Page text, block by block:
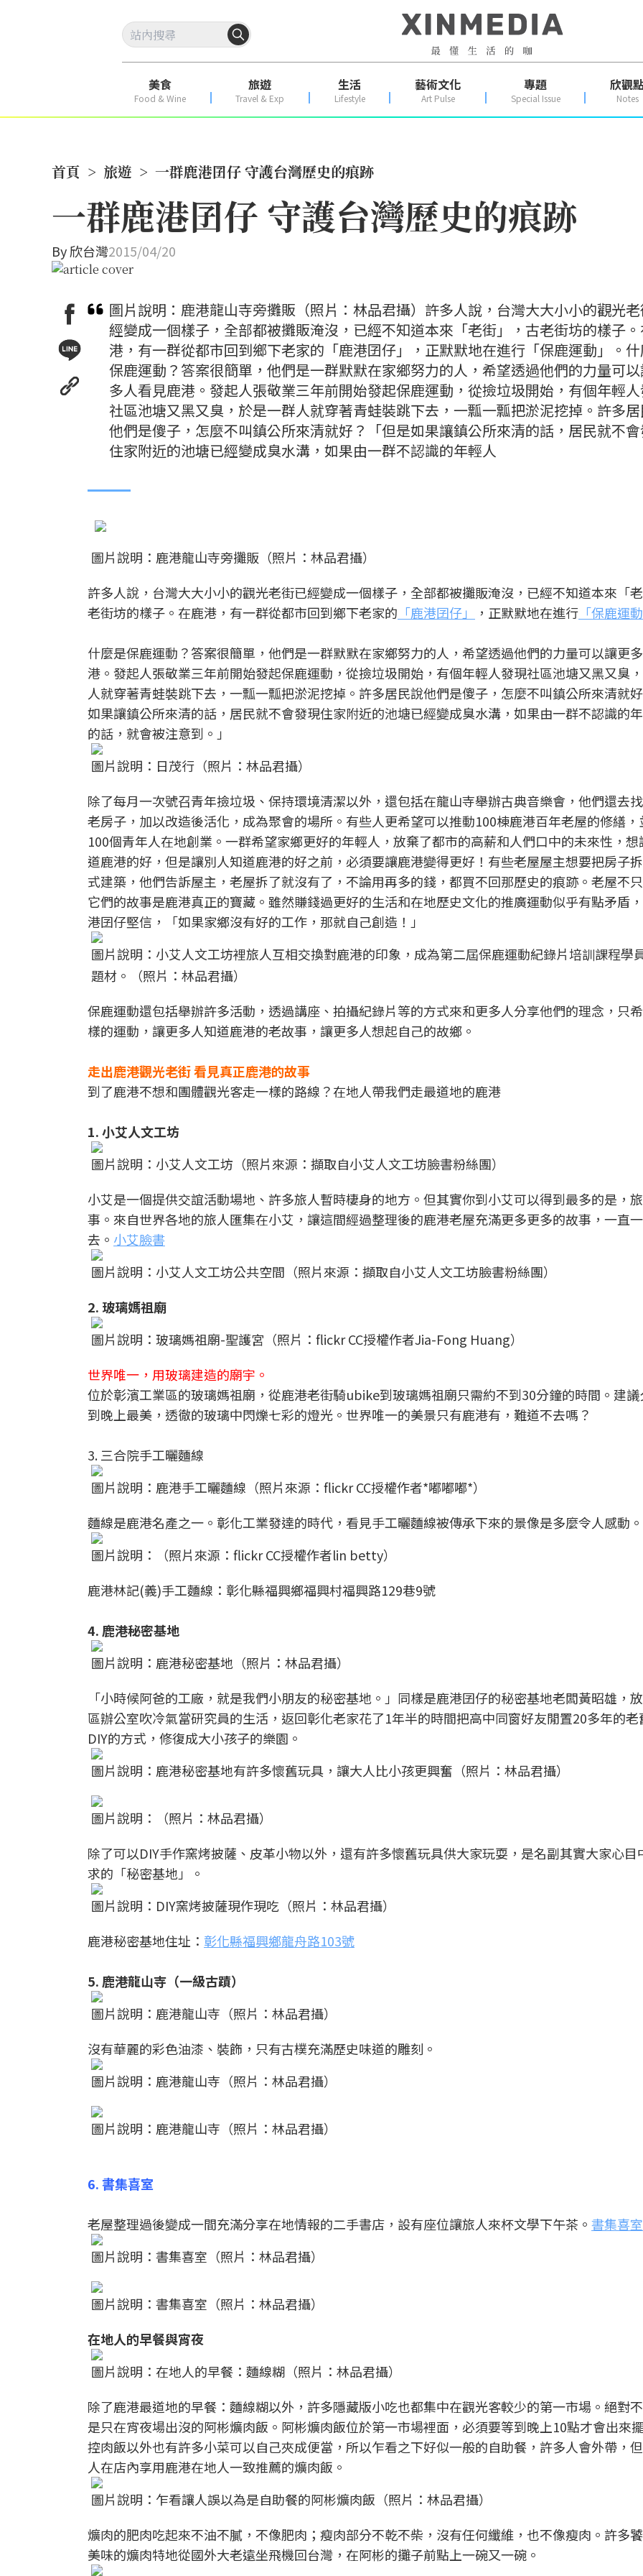
美食
Food & Wine
旅遊
Travel & Exp
生活
Lifestyle
藝術文化
Art Pulse
專題
Special Issue
欣觀
Notes
首頁 > 旅遊 > 一群鹿港囝仔 守護台灣歷史的痕跡
一群鹿港囝仔 守護台灣歷史的痕跡
By欣台灣2015/04/20
圖片說明：鹿港龍山寺旁攤販（照片：林品君攝）許多人說，台灣大大小小的觀光
經變成一個樣子，全部都被攤販淹沒，已經不知道本來「老街」，古老街坊的樣子
港，有一群從都市回到鄉下老家的「鹿港囝仔」，正默默地在進行「保鹿運動」。
保鹿運動？答案很簡單，他們是一群默默在家鄉努力的人，希望透過他們的力量可
多人看見鹿港。發起人張敬業三年前開始發起保鹿運動，從撿垃圾開始，有個年輕
社區池塘又黑又臭，於是一群人就穿著青蛙裝跳下去，一瓢一瓢把淤泥挖掉。許多
他們是傻子，怎麼不叫鎮公所來清就好？「但是如果讓鎮公所來清的話，居民就不
住家附近的池塘已經變成臭水溝，如果由一群不認識的年輕人
圖片說明：鹿港龍山寺旁攤販（照片：林品君攝）
許多人說，台灣大大小小的觀光老街已經變成一個樣子，全部都被攤販淹沒，已經不知道本來「
老街坊的樣子。在鹿港，有一群從都市回到鄉下老家的 「鹿港囝仔」 ，正默默地在進行 「保鹿運
什麼是保鹿運動？答案很簡單，他們是一群默默在家鄉努力的人，希望透過他們的力量可以讓更
港。發起人張敬業三年前開始發起保鹿運動，從撿垃圾開始，有個年輕人發現社區池塘又黑又臭
人就穿著青蛙裝跳下去，一瓢一瓢把淤泥挖掉。許多居民說他們是傻子，怎麼不叫鎮公所來清就
如果讓鎮公所來清的話，居民就不會發現住家附近的池塘已經變成臭水溝，如果由一群不認識的
的話，就會被注意到。」
圖片說明：日茂行（照片：林品君攝）
除了每月一次號召青年撿垃圾、保持環境清潔以外，還包括在龍山寺舉辦古典音樂會，他們還去
老房子，加以改造後活化，成為聚會的場所。有些人更希望可以推動100棟鹿港百年老屋的修繕，
100個青年人在地創業。一群希望家鄉更好的年輕人，放棄了都市的高薪和人們口中的未來性，
道鹿港的好，但是讓別人知道鹿港的好之前，必須要讓鹿港變得更好！有些老屋屋主想要把房子
式建築，他們告訴屋主，老屋拆了就沒有了，不論用再多的錢，都買不回那歷史的痕跡。老屋不
它們的故事是鹿港真正的寶藏。雖然賺錢過更好的生活和在地歷史文化的推廣運動似乎有點矛盾
港囝仔堅信，「如果家鄉沒有好的工作，那就自己創造！」
圖片說明：小艾人文工坊裡旅人互相交換對鹿港的印象，成為第二屆保鹿運動紀錄片培訓課程學
題材。（照片：林品君攝）
保鹿運動還包括舉辦許多活動，透過講座、拍攝紀錄片等的方式來和更多人分享他們的理念，只
樣的運動，讓更多人知道鹿港的老故事，讓更多人想起自己的故鄉。
走出鹿港觀光老街 看見真正鹿港的故事
到了鹿港不想和團體觀光客走一樣的路線？在地人帶我們走最道地的鹿港
1. 小艾人文工坊
圖片說明：小艾人文工坊（照片來源：擷取自小艾人文工坊臉書粉絲團）
小艾是一個提供交誼活動場地、許多旅人暫時棲身的地方。但其實你到小艾可以得到最多的是，
事。來自世界各地的旅人匯集在小艾，讓這間經過整理後的鹿港老屋充滿更多更多的故事，一直
去。 小艾臉書
圖片說明：小艾人文工坊公共空間（照片來源：擷取自小艾人文工坊臉書粉絲團）
2. 玻璃媽祖廟
圖片說明：玻璃媽祖廟-聖護宮（照片：flickr CC授權作者Jia-Fong Huang）
世界唯一，用玻璃建造的廟宇。
位於彰濱工業區的玻璃媽祖廟，從鹿港老街騎ubike到玻璃媽祖廟只需約不到30分鐘的時間。建
到晚上最美，透徹的玻璃中閃爍七彩的燈光。世界唯一的美景只有鹿港有，難道不去嗎？
3. 三合院手工曬麵線
圖片說明：鹿港手工曬麵線（照片來源：flickr CC授權作者*嘟嘟嘟*）
麵線是鹿港名產之一。彰化工業發達的時代，看見手工曬麵線被傳承下來的景像是多麼令人感動。
圖片說明：（照片來源：flickr CC授權作者lin betty）
鹿港林記(義)手工麵線：彰化縣福興鄉福興村福興路129巷9號
4. 鹿港秘密基地
圖片說明：鹿港秘密基地（照片：林品君攝）
「小時候阿爸的工廠，就是我們小朋友的秘密基地。」同樣是鹿港囝仔的秘密基地老闆黃昭雄，
區辦公室吹冷氣當研究員的生活，返回彰化老家花了1年半的時間把高中同窗好友閒置20多年的
DIY的方式，修復成大小孩子的樂園。
圖片說明：鹿港秘密基地有許多懷舊玩具，讓大人比小孩更興奮（照片：林品君攝）
圖片說明：（照片：林品君攝）
除了可以DIY手作窯烤披薩、皮革小物以外，還有許多懷舊玩具供大家玩耍，是名副其實大家心目
求的「秘密基地」。
圖片說明：DIY窯烤披薩現作現吃（照片：林品君攝）
鹿港秘密基地住址： 彰化縣福興鄉龍舟路103號
5. 鹿港龍山寺（一級古蹟）
圖片說明：鹿港龍山寺（照片：林品君攝）
沒有華麗的彩色油漆、裝飾，只有古樸充滿歷史味道的雕刻。
圖片說明：鹿港龍山寺（照片：林品君攝）
圖片說明：鹿港龍山寺（照片：林品君攝）
6. 書集喜室
老屋整理過後變成一間充滿分享在地情報的二手書店，設有座位讓旅人來杯文學下午茶。 書集喜
圖片說明：書集喜室（照片：林品君攝）
圖片說明：書集喜室（照片：林品君攝）
在地人的早餐與宵夜
圖片說明：在地人的早餐：麵線糊（照片：林品君攝）
除了鹿港最道地的早餐：麵線糊以外，許多隱藏版小吃也都集中在觀光客較少的第一市場。絕對
是只在宵夜場出沒的阿彬爌肉飯。阿彬爌肉飯位於第一市場裡面，必須要等到晚上10點才會出來
控肉飯以外也有許多小菜可以自己夾成便當，所以乍看之下好似一般的自助餐，許多人會外帶，
人在店內享用鹿港在地人一致推薦的爌肉飯。
圖片說明：乍看讓人誤以為是自助餐的阿彬爌肉飯（照片：林品君攝）
爌肉的肥肉吃起來不油不膩，不像肥肉；瘦肉部分不乾不柴，沒有任何纖維，也不像瘦肉。許多
美味的爌肉特地從國外大老遠坐飛機回台灣，在阿彬的攤子前點上一碗又一碗。